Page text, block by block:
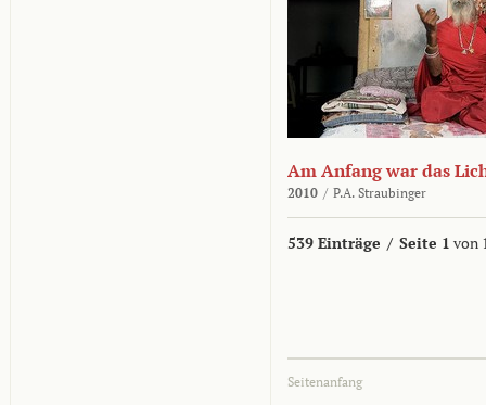
Am Anfang war das
2010 / P.A. Straubinger
539 Einträge / Seite 1 von
Seitenanfang